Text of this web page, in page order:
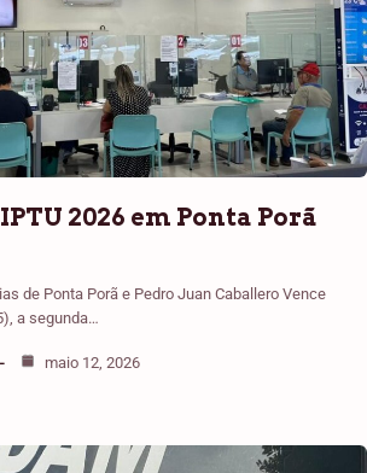
2026 em Ponta Porã
de Ponta Porã e Pedro Juan Caballero Vence
a segunda…
maio 12, 2026